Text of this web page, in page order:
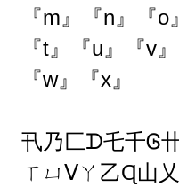
『m』『n』『o
『t』『u』『v
『w』『x』
卂乃匚ᗪ乇千Ꮆ
ㄒㄩᐯㄚ乙Ɋ山乂